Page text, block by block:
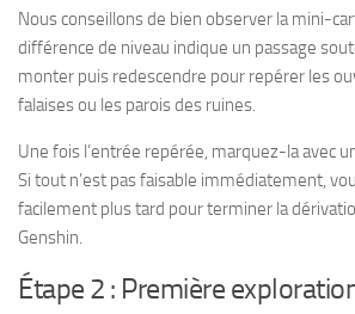
Nous conseillons de bien observer la mini-
différence de niveau indique un passage
monter puis redescendre pour repérer les
falaises ou les parois des ruines.
Une fois l’entrée repérée, marquez-la avec
Si tout n’est pas faisable immédiatement,
facilement plus tard pour terminer la
Genshin.
Étape 2 : Première